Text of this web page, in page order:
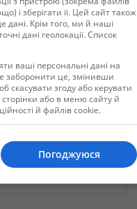
учетную запись.
і зберігати її. Цей сайт також
дані. Крім того, ми й наші
дані геолокації. Список
ваші персональні дані на
заборонити це, змінивши
згоду або керувати
або в меню сайту й
й файлів cookie.
Погоджуюся